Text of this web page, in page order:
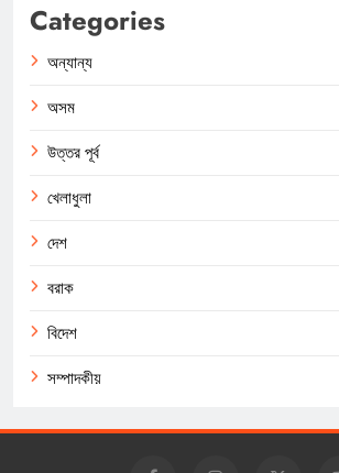
Categories
অন্যান্য
অসম
উত্তর পূর্ব
খেলাধুলা
দেশ
বরাক
বিদেশ
সম্পাদকীয়